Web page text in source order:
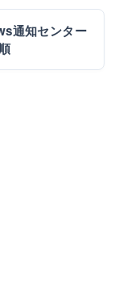
通知センター